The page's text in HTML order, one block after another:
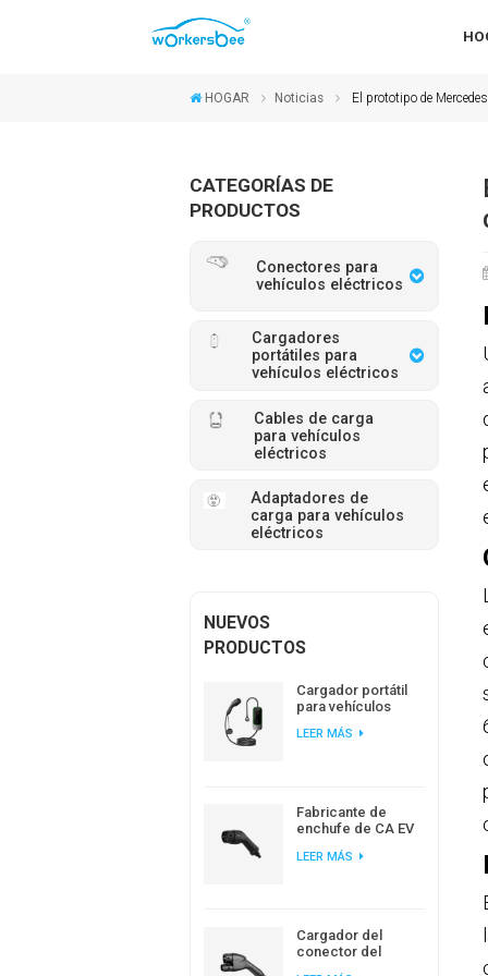
HOGAR Noticias El prototipo de
CATEGORÍAS DE
PRODUCTOS
Conectores para
vehículos eléctricos
Cargadores
portátiles para
vehículos eléctricos
Cables de carga
para vehículos
eléctricos
Adaptadores de
carga para vehículos
eléctricos
NUEVOS
PRODUCTOS
Cargador portátil
para vehículos
Workersbee IEC
LEER MÁS
Fabricante de
enchufe de CA EV
de carga EV tipo 2
LEER MÁS
Cargador del
conector del